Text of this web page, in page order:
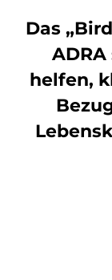
Das
helfen,